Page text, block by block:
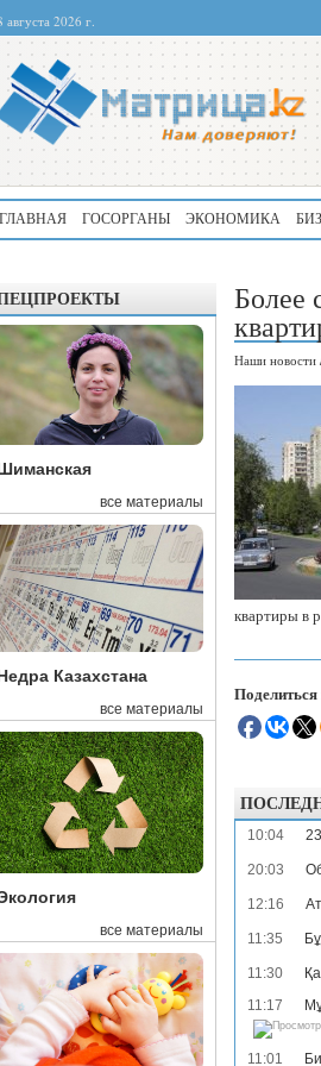
августа 2026 г.
ГЛАВНАЯ ГОСОРГАНЫ ЭКОНОМИКА
все материалы
Казахстана
все материалы
все материалы
Более
Наши новости
квартиры в
10:04
20:03
12:16
11:35
11:30
11:17
11:01